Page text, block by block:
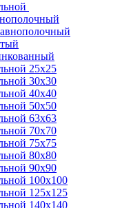
25х25
30х30
40х40
50х50
63х63
70х70
75х75
80х80
90х90
100х100
125х125
140х140